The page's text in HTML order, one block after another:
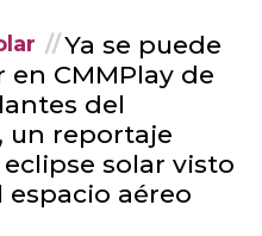
Ya se puede
en CMMPlay de
del
un reportaje
solar visto
espacio aéreo